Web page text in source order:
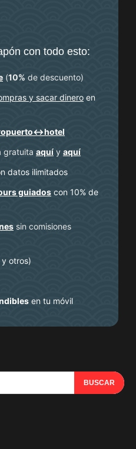
con todo esto:
(10% de descuento)
y sacar dinero en
gratuita aquí y aquí
datos ilimitados
guiados con 10% de
sin comisiones
y otros)
en tu móvil
BUSCAR